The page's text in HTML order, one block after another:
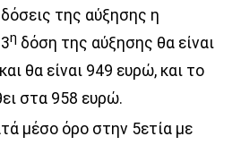
της αύξησης η
η δόση της αύξησης θα είναι
θα είναι 949 ευρώ, και το
στα 958 ευρώ.
μέσο όρο στην 5ετία με